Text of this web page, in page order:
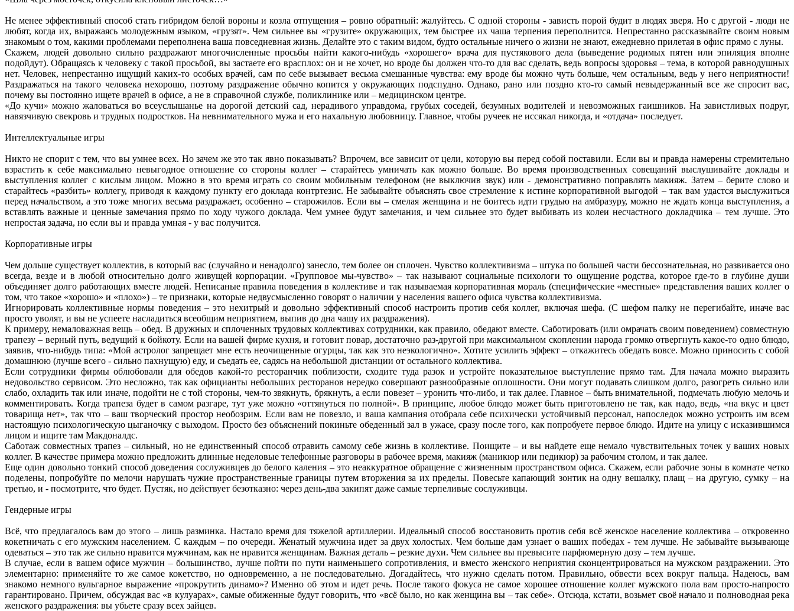
Не менее эффективный способ стать гибридом белой вороны и козла отпущения – ровно обратный: жалуйтесь. С одной стороны - зависть порой будит в людях зверя. Но с другой - люди не
любят, когда их, выражаясь молодежным языком, «грузят». Чем сильнее вы «грузите» окружающих, тем быстрее их чаша терпения переполнится. Непрестанно рассказывайте своим новым
знакомым о том, какими проблемами переполнена ваша повседневная жизнь. Делайте это с таким видом, будто остальные ничего о жизни не знают, ежедневно прилетая в офис прямо с луны.
Скажем, людей довольно сильно раздражают многочисленные просьбы найти какого-нибудь «хорошего» врача для пустякового дела (выведение родимых пятен или эпиляция вполне
подойдут). Обращаясь к человеку с такой просьбой, вы застаете его врасплох: он и не хочет, но вроде бы должен что-то для вас сделать, ведь вопросы здоровья – тема, в которой равнодушных
нет. Человек, непрестанно ищущий каких-то особых врачей, сам по себе вызывает весьма смешанные чувства: ему вроде бы можно чуть больше, чем остальным, ведь у него неприятности!
Раздражаться на такого человека нехорошо, поэтому раздражение обычно копится у окружающих подспудно. Однако, рано или поздно кто-то самый невыдержанный все же спросит вас,
почему вы постоянно ищете врачей в офисе, а не в справочной службе, поликлинике или – медицинском центре.
«До кучи» можно жаловаться во всеуслышанье на дорогой детский сад, нерадивого управдома, грубых соседей, безумных водителей и невозможных гаишников. На завистливых подруг,
навязчивую свекровь и трудных подростков. На невнимательного мужа и его нахальную любовницу. Главное, чтобы ручеек не иссякал никогда, и «отдача» последует.
Интеллектуальные игры
Никто не спорит с тем, что вы умнее всех. Но зачем же это так явно показывать? Впрочем, все зависит от цели, которую вы перед собой поставили. Если вы и правда намерены стремительно
взрастить к себе максимально невыгодное отношение со стороны коллег – старайтесь умничать как можно больше. Во время производственных совещаний выслушивайте доклады и
выступления коллег с кислым лицом. Можно в это время играть со своим мобильным телефоном (не выключив звук) или - демонстративно поправлять макияж. Затем – берите слово и
старайтесь «разбить» коллегу, приводя к каждому пункту его доклада контртезис. Не забывайте объяснять свое стремление к истине корпоративной выгодой – так вам удастся выслужиться
перед начальством, а это тоже многих весьма раздражает, особенно – старожилов. Если вы – смелая женщина и не боитесь идти грудью на амбразуру, можно не ждать конца выступления, а
вставлять важные и ценные замечания прямо по ходу чужого доклада. Чем умнее будут замечания, и чем сильнее это будет выбивать из колеи несчастного докладчика – тем лучше. Это
непростая задача, но если вы и правда умная - у вас получится.
Корпоративные игры
Чем дольше существует коллектив, в который вас (случайно и ненадолго) занесло, тем более он сплочен. Чувство коллективизма – штука по большей части бессознательная, но развивается оно
всегда, везде и в любой относительно долго живущей корпорации. «Групповое мы-чувство» – так называют социальные психологи то ощущение родства, которое где-то в глубине души
объединяет долго работающих вместе людей. Неписаные правила поведения в коллективе и так называемая корпоративная мораль (специфические «местные» представления ваших коллег о
том, что такое «хорошо» и «плохо») – те признаки, которые недвусмысленно говорят о наличии у населения вашего офиса чувства коллективизма.
Игнорировать коллективные нормы поведения – это нехитрый и довольно эффективный способ настроить против себя коллег, включая шефа. (С шефом палку не перегибайте, иначе вас
просто уволят, и вы не успеете насладиться всеобщим неприятием, выпив до дна чашу их раздражения).
К примеру, немаловажная вещь – обед. В дружных и сплоченных трудовых коллективах сотрудники, как правило, обедают вместе. Саботировать (или омрачать своим поведением) совместную
трапезу – верный путь, ведущий к бойкоту. Если на вашей фирме кухня, и готовит повар, достаточно раз-другой при максимальном скоплении народа громко отвергнуть какое-то одно блюдо,
заявив, что-нибудь типа: «Мой астролог запрещает мне есть неочищенные огурцы, так как это неэкологично». Хотите усилить эффект – откажитесь обедать вовсе. Можно приносить с собой
домашнюю (лучше всего - сильно пахнущую) еду, и съедать ее, садясь на небольшой дистанции от остального коллектива.
Если сотрудники фирмы облюбовали для обедов какой-то ресторанчик поблизости, сходите туда разок и устройте показательное выступление прямо там. Для начала можно выразить
недовольство сервисом. Это несложно, так как официанты небольших ресторанов нередко совершают разнообразные оплошности. Они могут подавать слишком долго, разогреть сильно или
слабо, охладить так или иначе, подойти не с той стороны, чем-то звякнуть, брякнуть, а если повезет – уронить что-либо, и так далее. Главное – быть внимательной, подмечать любую мелочь и
комментировать. Когда трапеза будет в самом разгаре, тут уже можно «оттянуться по полной». В принципе, любое блюдо может быть приготовлено не так, как надо, ведь, «на вкус и цвет
товарища нет», так что – ваш творческий простор необозрим. Если вам не повезло, и ваша кампания отобрала себе психически устойчивый персонал, напоследок можно устроить им всем
настоящую психологическую цыганочку с выходом. Просто без объяснений покиньте обеденный зал в ужасе, сразу после того, как попробуете первое блюдо. Идите на улицу с исказившимся
лицом и ищите там Макдоналдс.
Саботаж совместных трапез – сильный, но не единственный способ отравить самому себе жизнь в коллективе. Поищите – и вы найдете еще немало чувствительных точек у ваших новых
коллег. В качестве примера можно предложить длинные неделовые телефонные разговоры в рабочее время, макияж (маникюр или педикюр) за рабочим столом, и так далее.
Еще один довольно тонкий способ доведения сослуживцев до белого каления – это неаккуратное обращение с жизненным пространством офиса. Скажем, если рабочие зоны в комнате четко
поделены, попробуйте по мелочи нарушать чужие пространственные границы путем вторжения за их пределы. Повесьте капающий зонтик на одну вешалку, плащ – на другую, сумку – на
третью, и - посмотрите, что будет. Пустяк, но действует безотказно: через день-два закипят даже самые терпеливые сослуживцы.
Гендерные игры
Всё, что предлагалось вам до этого – лишь разминка. Настало время для тяжелой артиллерии. Идеальный способ восстановить против себя всё женское население коллектива – откровенно
кокетничать с его мужским населением. С каждым – по очереди. Женатый мужчина идет за двух холостых. Чем больше дам узнает о ваших победах - тем лучше. Не забывайте вызывающе
одеваться – это так же сильно нравится мужчинам, как не нравится женщинам. Важная деталь – резкие духи. Чем сильнее вы превысите парфюмерную дозу – тем лучше.
В случае, если в вашем офисе мужчин – большинство, лучше пойти по пути наименьшего сопротивления, и вместо женского неприятия сконцентрироваться на мужском раздражении. Это
элементарно: применяйте то же самое кокетство, но одновременно, а не последовательно. Догадайтесь, что нужно сделать потом. Правильно, обвести всех вокруг пальца. Надеюсь, вам
знакомо немного вульгарное выражение «прокрутить динамо»? Именно об этом и идет речь. После такого фокуса не самое хорошее отношение коллег мужского пола вам просто-напросто
гарантировано. Причем, обсуждая вас «в кулуарах», самые обиженные будут говорить, что «всё было, но как женщина вы – так себе». Отсюда, кстати, возьмет своё начало и полноводная река
женского раздражения: вы убьете сразу всех зайцев.